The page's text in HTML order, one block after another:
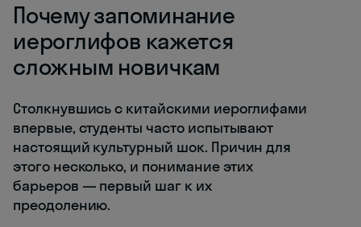
Почему запоминание
иероглифов кажется
сложным новичкам
Столкнувшись с китайскими иероглифами
впервые, студенты часто испытывают
настоящий культурный шок. Причин для
этого несколько, и понимание этих
барьеров — первый шаг к их
преодолению.